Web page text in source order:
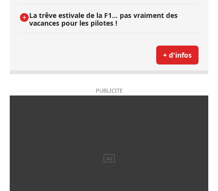
La trêve estivale de la F1... pas vraiment des
vacances pour les pilotes !
+ d'infos